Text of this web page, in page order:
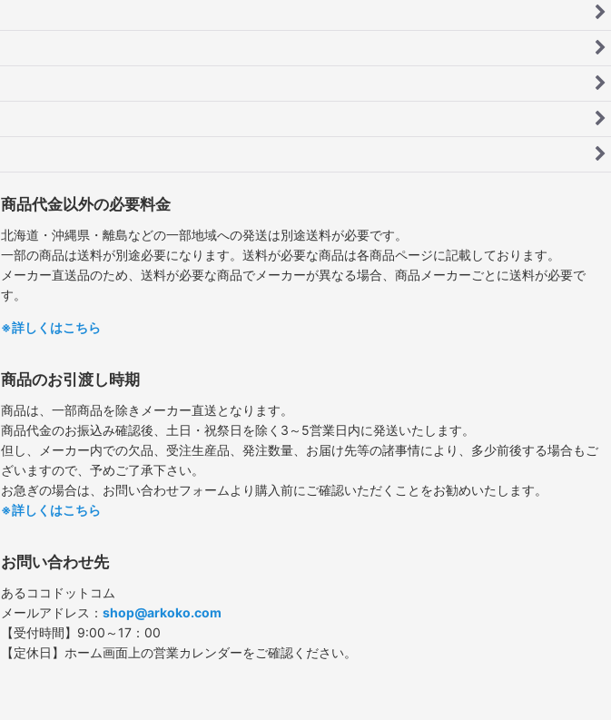
商品代金以外の必要料金
北海道・沖縄県・離島などの一部地域への発送は別途送料が必要です。
一部の商品は送料が別途必要になります。送料が必要な商品は各商品ページに記載しております。
メーカー直送品のため、送料が必要な商品でメーカーが異なる場合、商品メーカーごとに送料が必要で
す。
※詳しくはこちら
商品のお引渡し時期
商品は、一部商品を除きメーカー直送となります。
商品代金のお振込み確認後、土日・祝祭日を除く3～5営業日内に発送いたします。
但し、メーカー内での欠品、受注生産品、発注数量、お届け先等の諸事情により、多少前後する場合もご
ざいますので、予めご了承下さい。
お急ぎの場合は、お問い合わせフォームより購入前にご確認いただくことをお勧めいたします。
※詳しくはこちら
お問い合わせ先
あるココドットコム
メールアドレス： shop@arkoko.com
【受付時間】9:00～17：00
【定休日】ホーム画面上の営業カレンダーをご確認ください。